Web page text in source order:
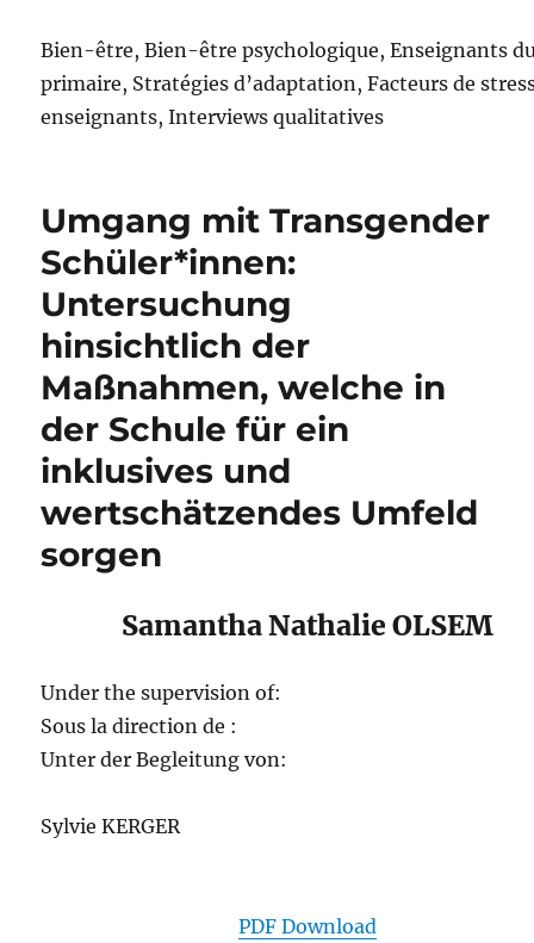
Bien-être, Bien-être psychologique, Enseignants
primaire, Stratégies d’adaptation, Facteurs de
enseignants, Interviews qualitatives
Umgang mit Transgender
Schüler*innen:
Untersuchung
hinsichtlich der
Maßnahmen, welche in
der Schule für ein
inklusives und
wertschätzendes Umfeld
sorgen
Samantha Nathalie OLSEM
Under the supervision of:
Sous la direction de :
Unter der Begleitung von:
Sylvie KERGER
PDF Download